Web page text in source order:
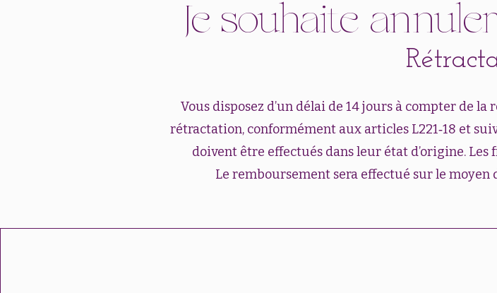
Je souhaite
Vous disposez d’un délai de 14 jours à compter de
rétractation, conformément aux articles L221‑18 et
doivent être effectués dans leur état d’origine.
Le remboursement sera effectué sur le